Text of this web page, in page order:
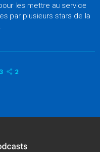
les mettre au service
par plusieurs stars de la
2